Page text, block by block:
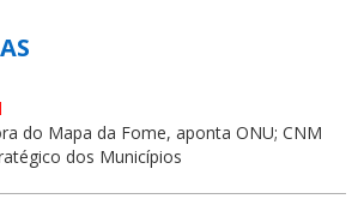
do Mapa da Fome, aponta ONU; CNM
dos Municípios